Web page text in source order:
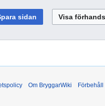
Om BryggarWiki Förbehåll